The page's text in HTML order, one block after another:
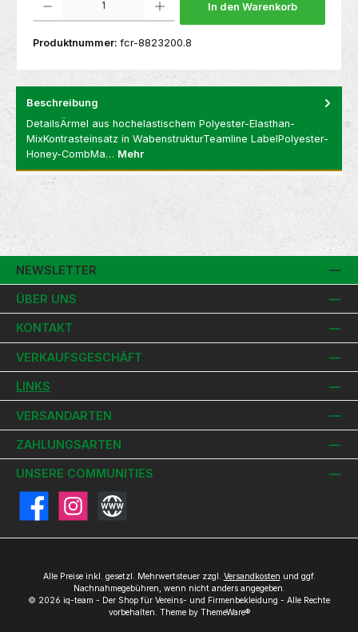
In den Warenkorb
Produktnummer: fcr-8823200.8
Beschreibung
DetailsÄrmel aus hochelastischem Polyester-Elasthan-
MixKontrasteinsatz in WabenstrukturTeamline LabelPolyester-
Honey-CombMa… Mehr
NEWSLETTER
ÜBER UNS
KONTAKT
VERKAUFSGESCHÄFT
LINKS
VERSANDARTEN
ZAHLUNGSARTEN
UNSERE COMMUNITIES
FacebookInstagramWebsite
Alle Preise inkl. gesetzl. Mehrwertsteuer zzgl. Versandkosten und ggf.
Nachnahmegebühren, wenn nicht anders angegeben.
© 2026 iq-team - Der Shop für Vereins- und Firmenbekleidung - Alle Rechte
vorbehalten. Theme by ThemeWare®